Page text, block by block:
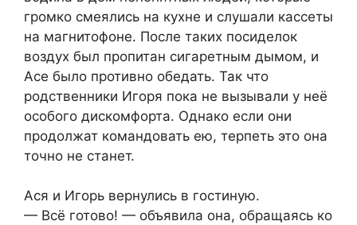
громко смеялись на кухне и слушали кассеты
на магнитофоне. После таких посиделок
воздух был пропитан сигаретным дымом, и
Асе было противно обедать. Так что
родственники Игоря пока не вызывали у неё
особого дискомфорта. Однако если они
продолжат командовать ею, терпеть это она
точно не станет.
Ася и Игорь вернулись в гостиную.
— Всё готово! — объявила она, обращаясь ко